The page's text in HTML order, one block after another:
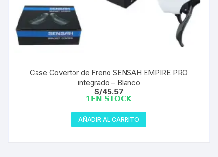
Case Covertor de Freno SENSAH EMPIRE PRO
integrado – Blanco
S/45.57
1 𝗘𝗡 𝗦𝗧𝗢𝗖𝗞
AÑADIR AL CARRITO